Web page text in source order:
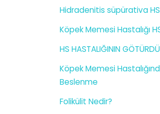
Hidradenitis süpürativa
Köpek Memesi Hastalığı
HS HASTALIĞININ
Köpek Memesi
Beslenme
Folikülit Nedir?